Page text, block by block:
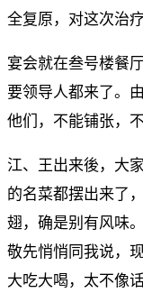
全复原，对这次治
宴会就在叁号楼餐
要领导人都来了。
他们，不能铺张，
江、王出来後，大
的名菜都摆出来了
翅，确是别有风味
敬先悄悄同我说，
大吃大喝，太不像话